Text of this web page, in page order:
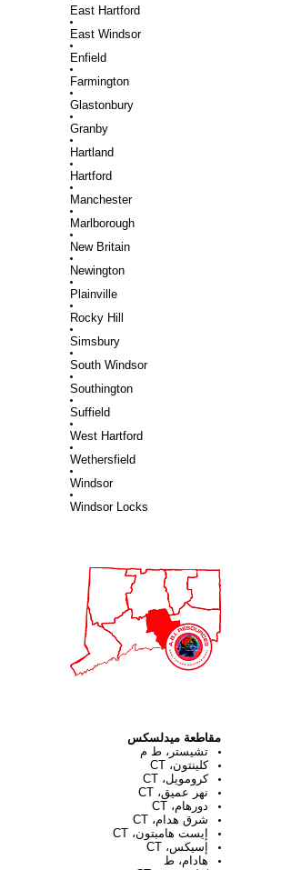
East Hartford
East Windsor
Enfield
Farmington
Glastonbury
Granby
Hartland
Hartford
Manchester
Marlborough
New Britain
Newington
Plainville
Rocky Hill
Simsbury
South Windsor
Southington
Suffield
West Hartford
Wethersfield
Windsor
Windsor Locks
مقاطعة ميدلسكس
تشيستر، ط م
كلينتون، CT
كرومويل، CT
نهر عميق، CT
دورهام، CT
شرق هدام، CT
إيست هامبتون، CT
إسيكس، CT
هادام، ط